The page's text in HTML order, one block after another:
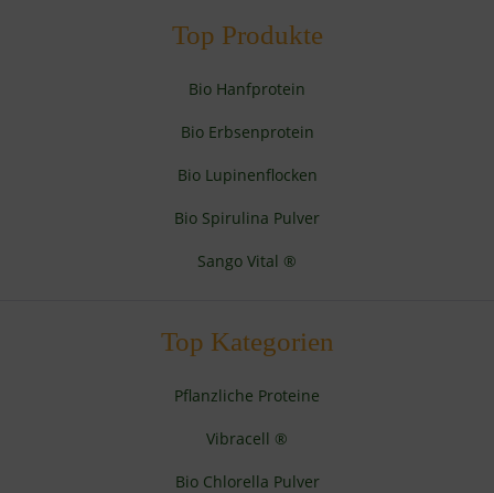
Top Produkte
Bio Hanfprotein
Bio Erbsenprotein
Bio Lupinenflocken
Bio Spirulina Pulver
Sango Vital ®
Top Kategorien
Pflanzliche Proteine
Vibracell ®
Bio Chlorella Pulver